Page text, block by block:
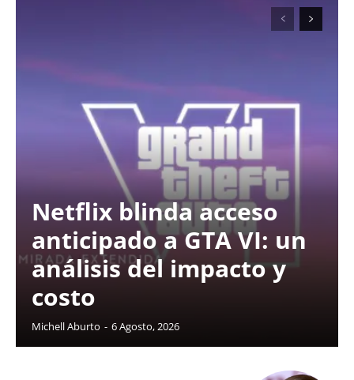
Netflix blinda acceso
anticipado a GTA VI: un
análisis del impacto y
costo
Michell Aburto - 6 Agosto, 2026